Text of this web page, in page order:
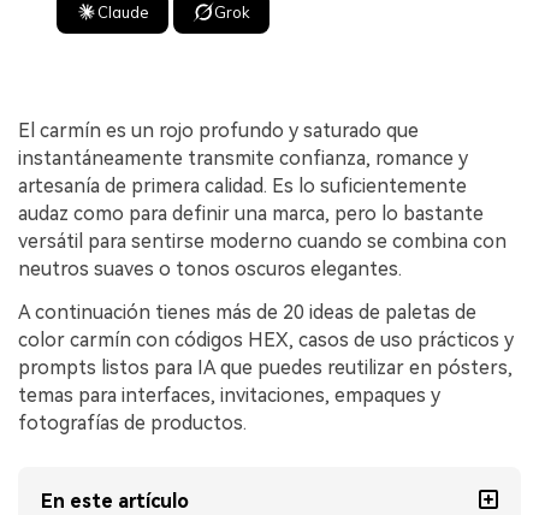
Claude Grok
El carmín es un rojo profundo y saturado que
instantáneamente transmite confianza, romance y
artesanía de primera calidad. Es lo suficientemente
audaz como para definir una marca, pero lo bastante
versátil para sentirse moderno cuando se combina con
neutros suaves o tonos oscuros elegantes.
A continuación tienes más de 20 ideas de paletas de
color carmín con códigos HEX, casos de uso prácticos y
prompts listos para IA que puedes reutilizar en pósters,
temas para interfaces, invitaciones, empaques y
fotografías de productos.
En este artículo